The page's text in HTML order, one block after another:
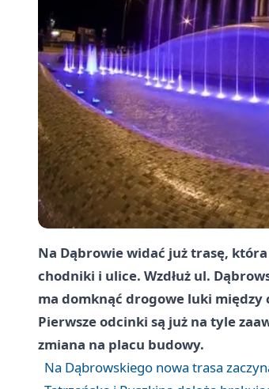
Na Dąbrowie widać już trasę,
chodniki i ulice. Wzdłuż ul.
ma domknąć drogowe luki między
Pierwsze odcinki są już na tyle
zmiana na placu budowy.
Na Dąbrowskiego nowa trasa